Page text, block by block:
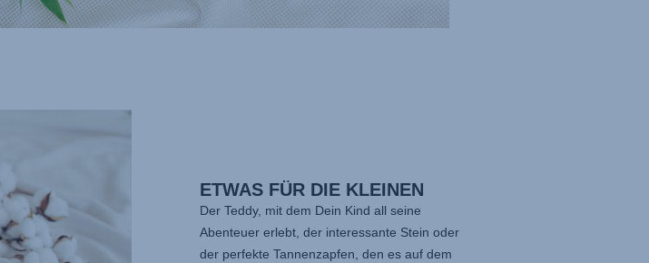
ETWAS FÜR DIE KLEINEN
Der Teddy, mit dem Dein Kind all seine
Abenteuer erlebt, der interessante Stein oder
der perfekte Tannenzapfen, den es auf dem